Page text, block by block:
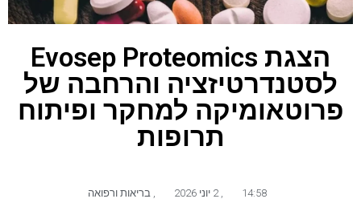
הצגת Evosep Proteomics
לסטנדרטיזציה והרחבה של
פרוטאומיקה למחקר ופיתוח
תרופות
14:58 בריאות ורפואה